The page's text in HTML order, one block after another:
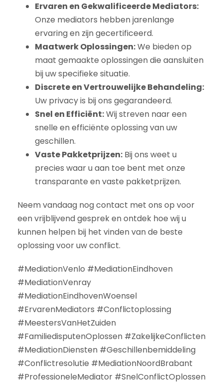
Ervaren en Gekwalificeerde Mediators:
Onze mediators hebben jarenlange
ervaring en zijn gecertificeerd.
Maatwerk Oplossingen:We bieden op
maat gemaakte oplossingen die aansluiten
bij uw specifieke situatie.
Discrete en Vertrouwelijke Behandeling:
Uw privacy is bij ons gegarandeerd.
Snel en Efficiënt:Wij streven naar een
snelle en efficiënte oplossing van uw
geschillen.
Vaste Pakketprijzen: Bij ons weet u
precies waar u aan toe bent met onze
transparante en vaste pakketprijzen.
Neem vandaag nog contact met ons op voor
een vrijblijvend gesprek en ontdek hoe wij u
kunnen helpen bij het vinden van de beste
oplossing voor uw conflict.
#MediationVenlo #MediationEindhoven
#MediationVenray
#MediationEindhovenWoensel
#ErvarenMediators #Conflictoplossing
#MeestersVanHetZuiden
#FamiliedisputenOplossen #ZakelijkeConflicten
#MediationDiensten #Geschillenbemiddeling
#Conflictresolutie #MediationNoordBrabant
#ProfessioneleMediator #SnelConflictOplossen